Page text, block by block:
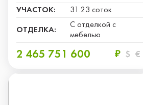
УЧАСТОК:
31.23 соток
ОТДЕЛКА:
С отделкой с
мебелью
2 465 751 600 ₽ $ €